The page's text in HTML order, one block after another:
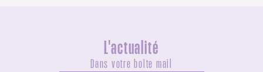
L'actualité
Dans votre boîte mail